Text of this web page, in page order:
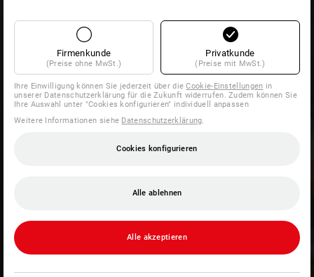
Firmenkunde
(Preise ohne MwSt.)
Privatkunde
(Preise mit MwSt.)
Ihre Einwilligung können Sie jederzeit über dieCookie-Einstellungen in
unserer Datenschutzerklärung für die Zukunft widerrufen. Zudem können Sie
Ihre Auswahl unter "Cookies konfigurieren" individuell anpassen
Weitere Informationen siehe Datenschutzerklärung
Cookies konfigurieren
Alle ablehnen
Alle akzeptieren